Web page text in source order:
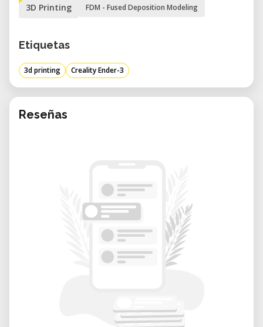
3D Printing FDM - Fused Deposition Modeling
Etiquetas
3d printing Creality Ender-3
Reseñas